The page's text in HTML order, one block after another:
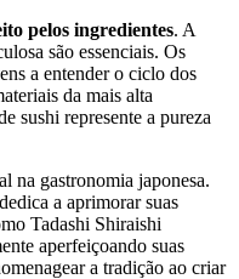
pelos ingredientes. A
são essenciais. Os
a entender o ciclo dos
da mais alta
sushi represente a pureza
na gastronomia japonesa.
a aprimorar suas
Tadashi Shiraishi
aperfeiçoando suas
a tradição ao criar